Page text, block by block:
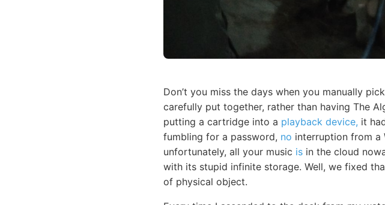
Don’t you miss the days when you manually
carefully put together, rather than having The
putting a cartridge into a playback device, it
fumbling for a password, no interruption from a
unfortunately, all your music is in the cloud
with its stupid infinite storage. Well, we fixed
of physical object.